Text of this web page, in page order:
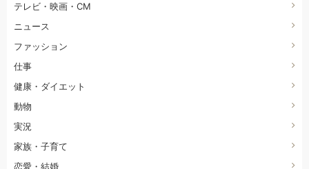
テレビ・映画・CM
ニュース
ファッション
仕事
健康・ダイエット
動物
実況
家族・子育て
恋愛・結婚